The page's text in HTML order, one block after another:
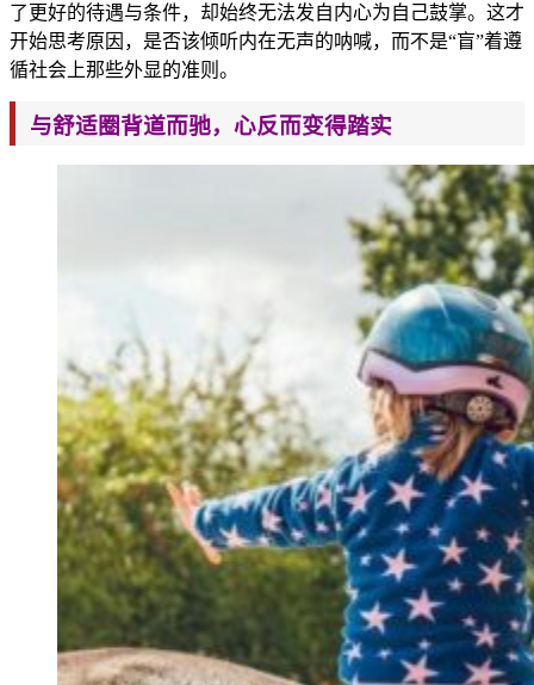
了更好的待遇与条件，却始终无法发自内心为自己鼓掌。这才
开始思考原因，是否该倾听内在无声的呐喊，而不是“盲”着遵
循社会上那些外显的准则。
与舒适圈背道而驰，心反而变得踏实